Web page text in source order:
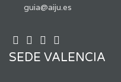
guia@aiju.es
SEDE VALENCIA